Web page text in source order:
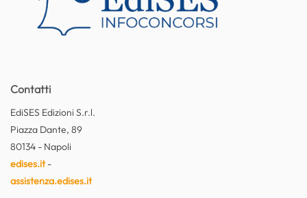
Contatti
EdiSES Edizioni S.r.l.
Piazza Dante, 89
80134 - Napoli
edises.it-
assistenza.edises.it